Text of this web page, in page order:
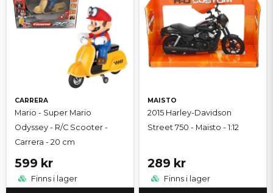
CARRERA
Mario - Super Mario
Odyssey - R/C Scooter -
Carrera - 20 cm
599 kr
Finns i lager
MAISTO
2015 Harley-Davidson
Street 750 - Maisto - 1:12
289 kr
Finns i lager